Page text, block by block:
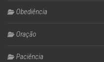
Obediência
Oração
Paciência